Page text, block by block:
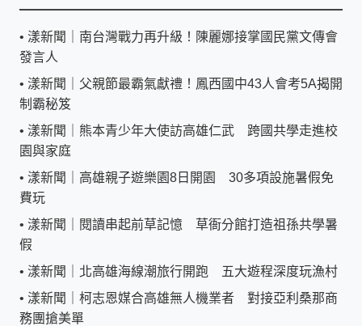
• 漾新聞｜南台灣戰力再升級！陳麗娜接掌國民黨文傳會
發言人
• 漾新聞｜父親節最霸氣獻禮！鳳西國中43人會考5A揭開
制霸秘笈
• 漾新聞｜熊本青少年大使訪高雄仁武 跨國共學走進校
園與家庭
• 漾新聞｜高雄親子遊樂園8日開園 30多項設施暑假免
費玩
• 漾新聞｜閱讀串起前草記憶 草衙分館打造祖孫共學暑
假
• 漾新聞｜北高雄海線潮旅行開跑 五大遊程深度玩漁村
• 漾新聞｜柯志恩媒合高雄無人機業者 對接亞利桑那商
務團搶美單